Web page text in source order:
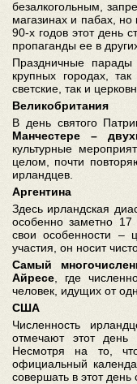
безалкогольным,
магазинах и пабах,
90-х годов этот день
пропаганды ее в
Праздничные
крупных городах,
светские, так и
Великобритания
В день святого
Манчестере –
культурные
целом, почти
ирландцев.
Аргентина
Здесь ирландская
особенно заметно
свои особенности –
участия, он носит
Самый
Айресе , где
человек, идущих от
США
Численность
отмечают этот день
Несмотря на то,
официальный
совершать в этот